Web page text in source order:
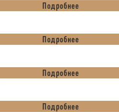
Подробнее
Подробнее
Подробнее
Подробнее